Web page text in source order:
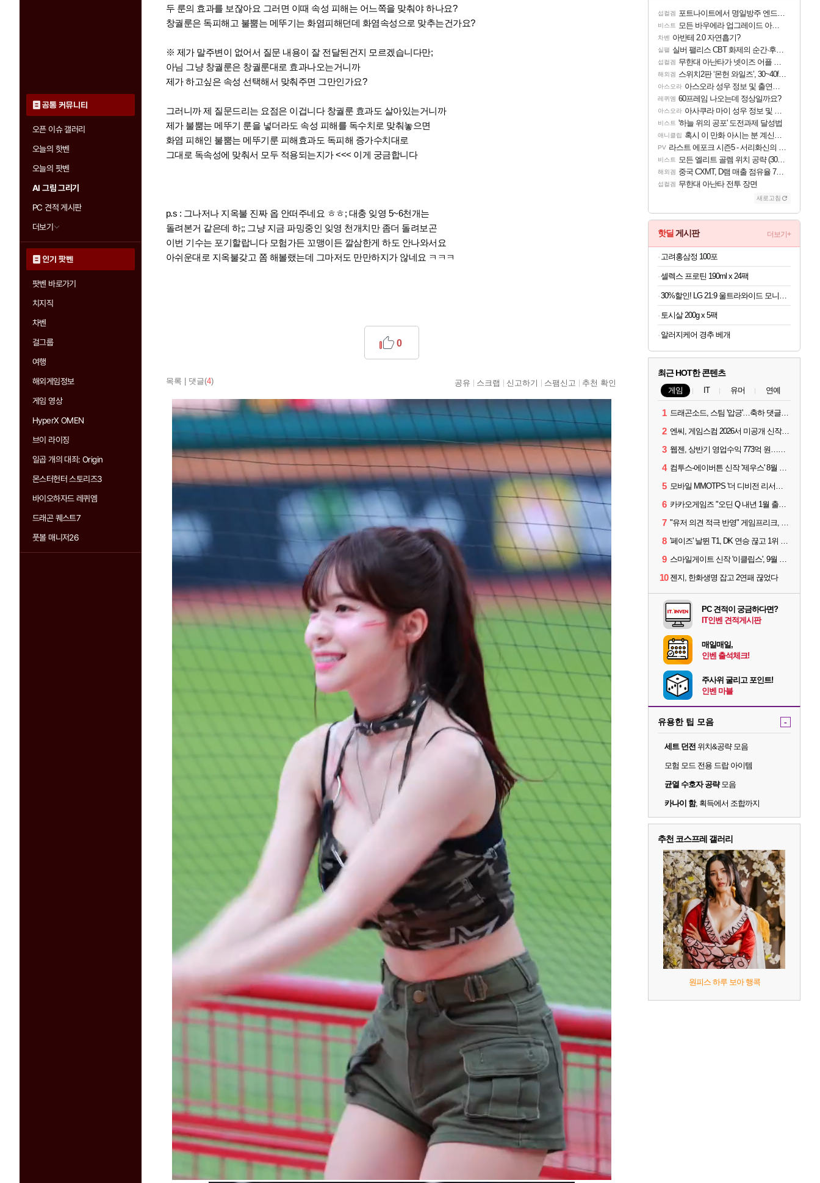
공통 커뮤니티
오픈 이슈 갤러리
오늘의 핫벤
오늘의 팟벤
AI 그림 그리기
PC 견적 게시판
더보기
인기 팟벤
팟벤 바로가기
치지직
차벤
걸그룹
여행
해외게임정보
게임 영상
HyperX OMEN
브이 라이징
일곱 개의 대죄: Origin
몬스터헌터 스토리즈3
바이오하자드 레퀴엠
드래곤 퀘스트7
풋볼 매니저26
두 룬의 효과를 보잖아요 그러면 이때 속성 피해는 어느쪽을 맞춰야 하나요?
창궐룬은 독피해고 불뿜는 메뚜기는 화염피해던데 화염속성으로 맞추는건가요?
※ 제가 말주변이 없어서 질문 내용이 잘 전달된건지 모르겠습니다만;
아님 그냥 창궐룬은 창궐룬대로 효과나오는거니까
제가 하고싶은 속성 선택해서 맞춰주면 그만인가요?
그러니까 제 질문드리는 요점은 이겁니다 창궐룬 효과도 살아있는거니까
제가 불뿜는 메뚜기 룬을 넣더라도 속성 피해를 독수치로 맞춰놓으면
화염 피해인 불뿜는 메뚜기룬 피해효과도 독피해 증가수치대로
그대로 독속성에 맞춰서 모두 적용되는지가 <<< 이게 궁금합니다
p.s : 그나저나 지옥불 진짜 옵 안떠주네요 ㅎㅎ; 대충 잊영 5~6천개는
돌려본거 같은데 하;; 그냥 지금 파밍중인 잊영 천개치만 좀더 돌려보곤
이번 기수는 포기할랍니다 모험가든 꼬맹이든 깔삼한게 하도 안나와서요
아쉬운대로 지옥불갖고 쫌 해볼랬는데 그마저도 만만하지가 않네요 ㅋㅋㅋ
목록 댓글(4)
0
공유 스크랩 신고하기 스팸신고 추천 확인
섭컬겜 포트나이트에서 명일방주 엔드필드 [펠리카] 판매 예정
비스트 모든 바우에라 업그레이드 아이템 획득 위치 공략 (89개)
차벤 아반테 2.0 자연흡기?
실팰 실버 팰리스 CBT 화제의 순간·후기 모음
섭컬겜 무한대 아난타가 넷이즈 어플 달력에 일정 등록
해외겜 스위치2판 ‘몬헌 와일즈’, 30~40fps 목표 추정
아스오라 아스오라 성우 정보 및 출연작 모음
레퀴엠 60프레임 나오는데 정상일까요?
아스오라 아사쿠라 마이 성우 정보 및 주요 필모
비스트 '하늘 위의 공포' 도전과제 달성법
애니클립 혹시 이 만화 아시는 분 계신가요
PV 라스트 에포크 시즌5 - 서리화신의 분노 티저
비스트 모든 엘리트 골렘 위치 공략 (30개) - 방랑 결투가
해외겜 중국 CXMT, D램 매출 점유율 7%…글로벌 4위로 부상
섭컬겜 무한대 아난타 전투 장면
새로고침
핫딜 게시판 더보기+
고려홍삼정 100포
셀렉스 프로틴 190ml x 24팩
토시살 200g x 5팩
알러지케어 경추 베개
최근 HOT한 콘텐츠
게임 IT 유머 연예
1 드래곤소드, 스팀 '압긍'…축하 댓글 달고 게임 코드 받자!
2 엔씨, 게임스컴 2026서 미공개 신작 최초 공개
3 웹젠, 상반기 영업수익 773억 원…순이익 89% 증가
4 컴투스-에이버튼 신작 '제우스' 8월 26일 출시…"모두를 위한 경쟁"
5 모바일 MMOTPS '더 디비전 리서전스', 6일 스팀에도 출시
6 카카오게임즈 "오딘 Q 내년 1월 출시, 연기는 없다"
7 "유저 의견 적극 반영" 게임프리크, 비스트 오브 리인카네이션 개선 나선다
8 '페이즈' 날뛴 T1, DK 연승 끊고 1위 지켜
9 스마일게이트 신작 '이클립스', 9월 10일 정식 출시
10 젠지, 한화생명 잡고 2연패 끊었다
PC 견적이 궁금하다면?
IT인벤 견적게시판
매일매일,
인벤 출석체크!
주사위 굴리고 포인트!
인벤 마블
유용한 팁 모음 -
세트 던전 위치&공략 모음
모험 모드 전용 드랍 아이템
균열 수호자 공략모음
카나이 함, 획득에서 조합까지
추천 코스프레 갤러리
원피스 하루 보아 행콕